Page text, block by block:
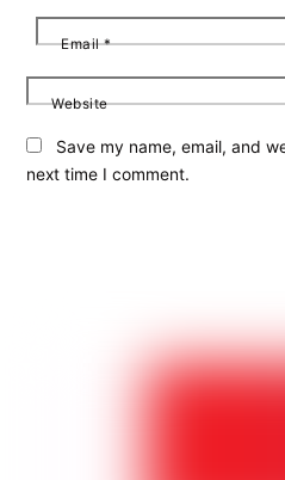
Email*
Website
Save my name, email, and
next time I comment.